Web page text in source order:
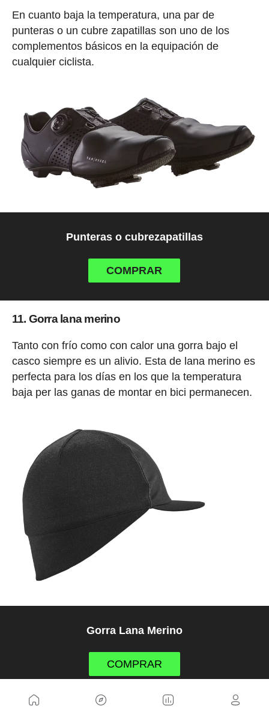
En cuanto baja la temperatura, una par de
punteras o un cubre zapatillas son uno de los
complementos básicos en la equipación de
cualquier ciclista.
Punteras o cubrezapatillas
COMPRAR
11. Gorra lana merino
Tanto con frío como con calor una gorra bajo el
casco siempre es un alivio. Esta de lana merino es
perfecta para los días en los que la temperatura
baja per las ganas de montar en bici permanecen.
Gorra Lana Merino
COMPRAR